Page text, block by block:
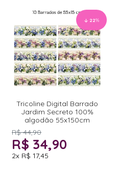
22%
Tricoline Digital Barrado
Jardim Secreto 100%
algodão 55x150cm
R$ 44,90
R$ 34,90
2x R$ 17,45